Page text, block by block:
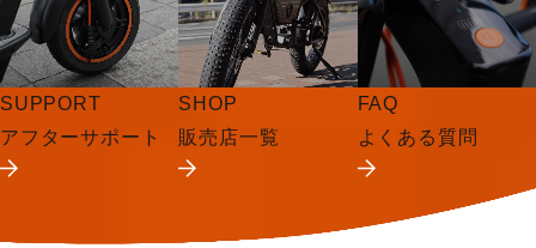
SUPPORT
アフターサポート
SHOP
販売店一覧
FAQ
よくある質問